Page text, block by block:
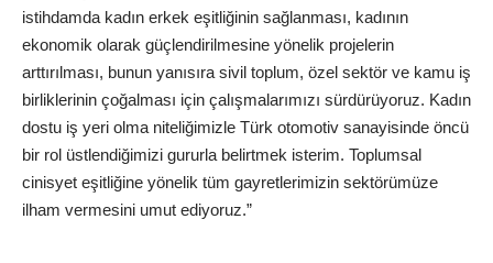
istihdamda kadın erkek eşitliğinin sağlanması, kadının
ekonomik olarak güçlendirilmesine yönelik projelerin
arttırılması, bunun yanısıra sivil toplum, özel sektör ve kamu iş
birliklerinin çoğalması için çalışmalarımızı sürdürüyoruz. Kadın
dostu iş yeri olma niteliğimizle Türk otomotiv sanayisinde öncü
bir rol üstlendiğimizi gururla belirtmek isterim. Toplumsal
cinisyet eşitliğine yönelik tüm gayretlerimizin sektörümüze
ilham vermesini umut ediyoruz.”